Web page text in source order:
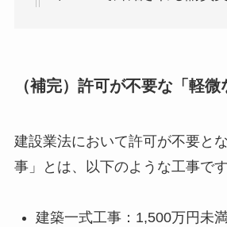
（補完）許可が不要な「軽微
建設業法において許可が不要と
事」とは、以下のような工事です
建築一式工事：1,500万円未